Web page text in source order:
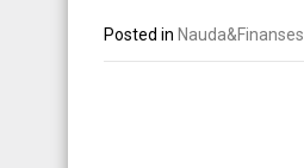
Posted in Nauda&Finanses